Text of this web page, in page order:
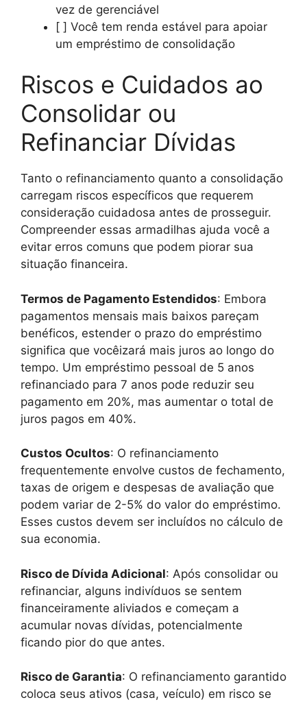
vez de gerenciável
[ ] Você tem renda estável para apoiar
um empréstimo de consolidação
Riscos e Cuidados ao
Consolidar ou
Refinanciar Dívidas
Tanto o refinanciamento quanto a consolidação
carregam riscos específicos que requerem
consideração cuidadosa antes de prosseguir.
Compreender essas armadilhas ajuda você a
evitar erros comuns que podem piorar sua
situação financeira.
Termos de Pagamento Estendidos: Embora
pagamentos mensais mais baixos pareçam
benéficos, estender o prazo do empréstimo
significa que vocêizará mais juros ao longo do
tempo. Um empréstimo pessoal de 5 anos
refinanciado para 7 anos pode reduzir seu
pagamento em 20%, mas aumentar o total de
juros pagos em 40%.
Custos Ocultos: O refinanciamento
frequentemente envolve custos de fechamento,
taxas de origem e despesas de avaliação que
podem variar de 2-5% do valor do empréstimo.
Esses custos devem ser incluídos no cálculo de
sua economia.
Risco de Dívida Adicional: Após consolidar ou
refinanciar, alguns indivíduos se sentem
financeiramente aliviados e começam a
acumular novas dívidas, potencialmente
ficando pior do que antes.
Risco de Garantia: O refinanciamento garantido
coloca seus ativos (casa, veículo) em risco se